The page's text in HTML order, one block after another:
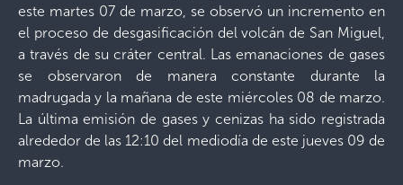
este martes 07 de marzo, se observó un incremento en
el proceso de desgasificación del volcán de San Miguel,
a través de su cráter central. Las emanaciones de gases
se observaron de manera constante durante la
madrugada y la mañana de este miércoles 08 de marzo.
La última emisión de gases y cenizas ha sido registrada
alrededor de las 12:10 del mediodía de este jueves 09 de
marzo.